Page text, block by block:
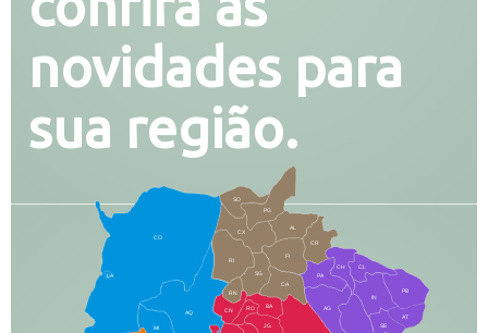
novidades para
sua região.
CO
AQ
MI
CX
RI
AL
CR
FI
SG
BA
CA
PA
CH CL
PB
SE
AG
RO
JG
IN
RN
CN
AT
PG
SO
LA